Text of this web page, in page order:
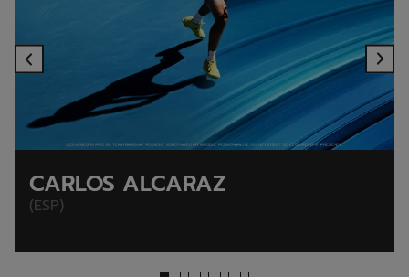
CARLOS ALCARAZ
(ESP)